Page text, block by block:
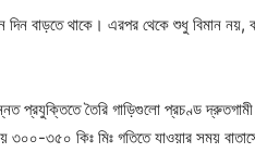
দিন বাড়তে থাকে। এরপর থেকে শুধু বিমান নয়,
প্রযুক্তিতে তৈরি গাড়িগুলো প্রচণ্ড
৩৫০ কিঃ মিঃ গতিতে যাওয়ার সময়